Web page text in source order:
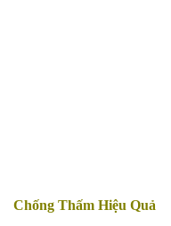
Chống Thấm Hiệu Quả